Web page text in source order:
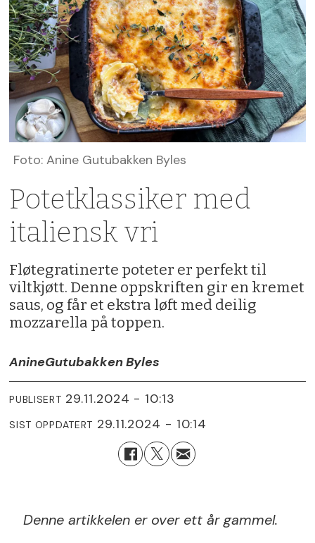
Foto: Anine Gutubakken Byles
Potetklassiker med
italiensk vri
Fløtegratinerte poteter er perfekt til
viltkjøtt. Denne oppskriften gir en kremet
saus, og får et ekstra løft med deilig
mozzarella på toppen.
AnineGutubakken Byles
PUBLISERT 29.11.2024 - 10:13
SIST OPPDATERT 29.11.2024 - 10:14
Denne artikkelen er over ett år gammel.